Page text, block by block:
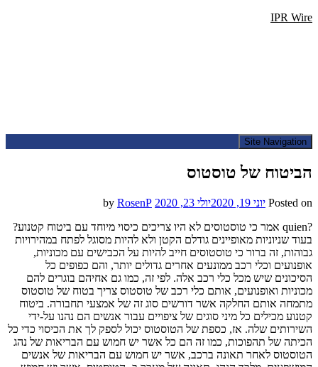
IPR Wire
Site Navigation
הביטוח של טוסטוס
Posted on יוני 19, 2020 יולי 23, 2020
RosenP
?quien אמר כי טוסטוסים לא היו צריכים כיסוי מיוחד עם ביטוח קטנוע?
בעוד שניוניות מאופיינים גודלם הקטן ולא להיות מסוגל לפתח במהירויות
גבוהות, זה ברור כי טוסטוסים חייב להיות על הכבישים עם מכוניות,
אופנועים וכלי רכב ממונעים אחרים גדולים יותר, והם כפופים כל
הסיכונים שיש מכל כלי רכב אלה. לפי זה, כמו גם אחיהם בוגרים להם
מכוניות ואופנועים, אותם כלי רכב של טוסטוס צריך בטוח של טוסטוס
מתמחה אותם החלקה אשר דורשים סוג זה של אמצעי תחבורה. ביטוח
קטנוע מכילים כל מיני סוגים של ציפויים עבור אנשים הם נהנו על-ידי
השירותים שלה. אז, כספת של הטוסטוס יכול לספק לך את הכיסוי כדי כל
הכיתה של תהפוכות, כמו זה הם כל אשר יש חמוש עם הבריאות של נהג
הטוסטוס לאחר תאונה ברכב, אשר יש חמוש עם הבריאות של אנשים